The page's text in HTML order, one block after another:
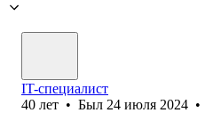
IT-специалист
40 лет • Был 24 июля 2024 •